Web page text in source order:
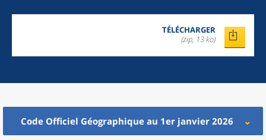
TÉLÉCHARGER
(zip, 13 ko)
Code Officiel Géographique au 1er janvier 2026